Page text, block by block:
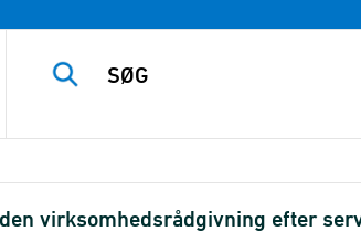
virksomhedsrådgivning efter